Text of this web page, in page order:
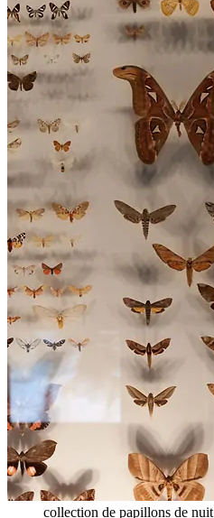
collection de papillons de nuit